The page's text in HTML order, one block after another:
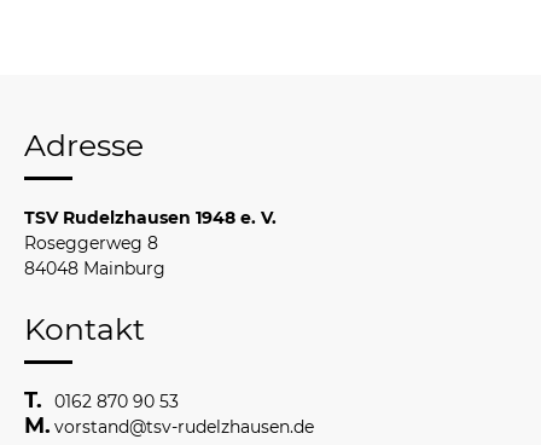
Adresse
TSV Rudelzhausen 1948 e. V.
Roseggerweg 8
84048 Mainburg
Kontakt
0162 870 90 53
vorstand@tsv-rudelzhausen.de